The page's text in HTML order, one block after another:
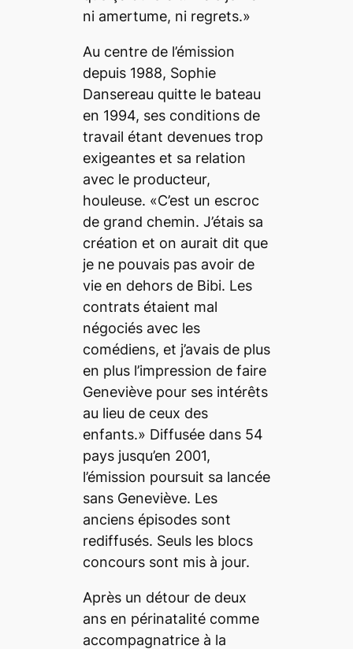
ni amertume, ni regrets.»
Au centre de l’émission
depuis 1988, Sophie
Dansereau quitte le bateau
en 1994, ses conditions de
travail étant devenues trop
exigeantes et sa relation
avec le producteur,
houleuse. «C’est un escroc
de grand chemin. J’étais sa
création et on aurait dit que
je ne pouvais pas avoir de
vie en dehors de Bibi. Les
contrats étaient mal
négociés avec les
comédiens, et j’avais de plus
en plus l’impression de faire
Geneviève pour ses intérêts
au lieu de ceux des
enfants.» Diffusée dans 54
pays jusqu’en 2001,
l’émission poursuit sa lancée
sans Geneviève. Les
anciens épisodes sont
rediffusés. Seuls les blocs
concours sont mis à jour.
Après un détour de deux
ans en périnatalité comme
accompagnatrice à la